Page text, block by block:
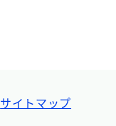
サイトマップ